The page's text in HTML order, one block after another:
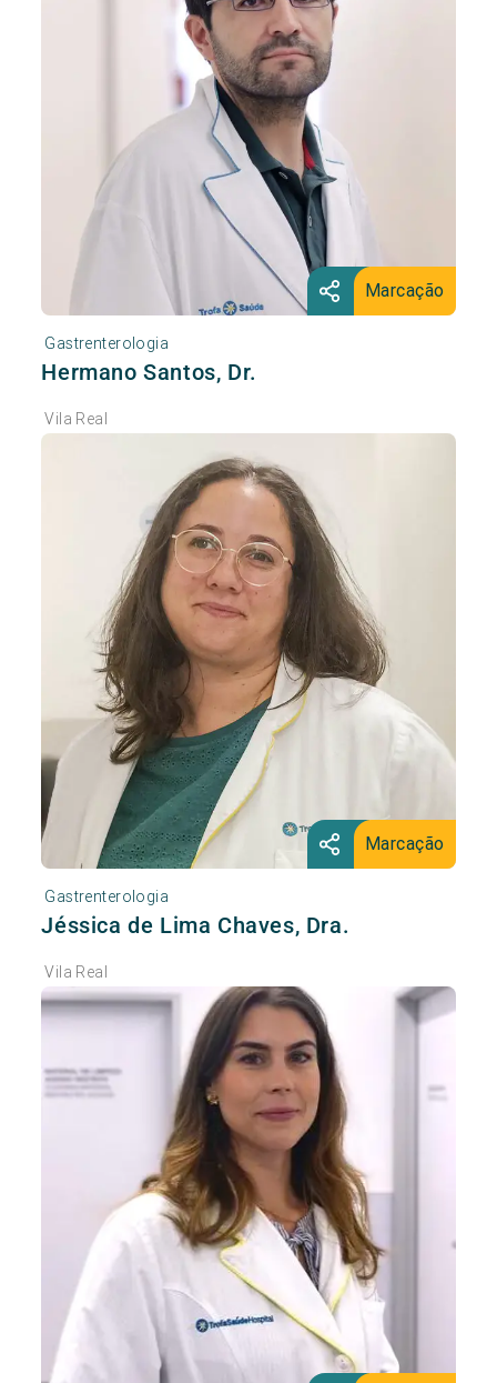
Marcação
Gastrenterologia
Hermano Santos, Dr.
Vila Real
Marcação
Gastrenterologia
Jéssica de Lima Chaves, Dra.
Vila Real